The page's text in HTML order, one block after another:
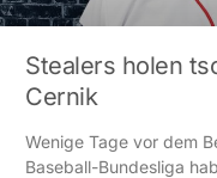
Stealers holen
Cernik
Wenige Tage vor dem
Baseball-Bundesliga